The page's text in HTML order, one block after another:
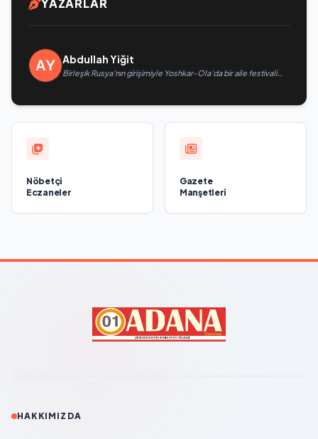
YAZARLAR
Abdullah Yiğit
Birleşik Rusya’nın girişimiyle Yoshkar-Ola’da bir aile festivali
Nöbetçi
Eczaneler
Gazete
Manşetleri
HAKKIMIZDA